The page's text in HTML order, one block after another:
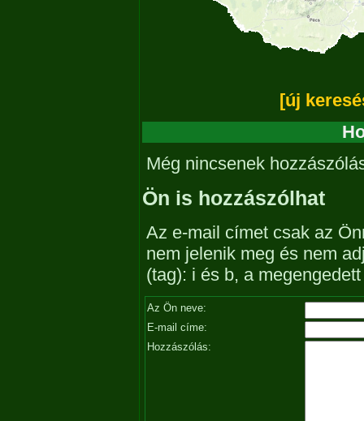
[új
Még nincsenek
Ön is hozzászólhat
Az e-mail címet csak az
nem jelenik meg és nem
(tag): i és b, a
Az Ön neve:
E-mail címe:
Hozzászólás: